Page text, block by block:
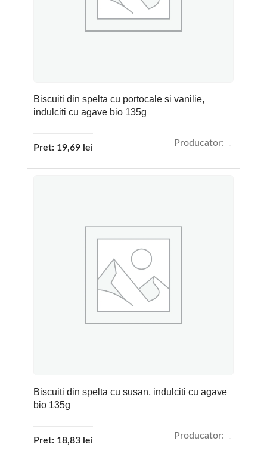
Biscuiti din spelta cu portocale si vanilie,
indulciti cu agave bio 135g
Pret: 19,69 lei Producator:
Biscuiti din spelta cu susan, indulciti cu agave
bio 135g
Pret: 18,83 lei Producator: